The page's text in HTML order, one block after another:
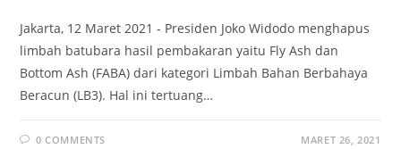
Jakarta, 12 Maret 2021 - Presiden Joko Widodo menghapus
limbah batubara hasil pembakaran yaitu Fly Ash dan
Bottom Ash (FABA) dari kategori Limbah Bahan Berbahaya
Beracun (LB3). Hal ini tertuang…
0 COMMENTS MARET 26, 2021